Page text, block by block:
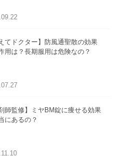
えてドクター】防風通聖散の効果
用は？長期服用は危険なの？
剤師監修】ミヤBM錠に痩せる効果
にあるの？